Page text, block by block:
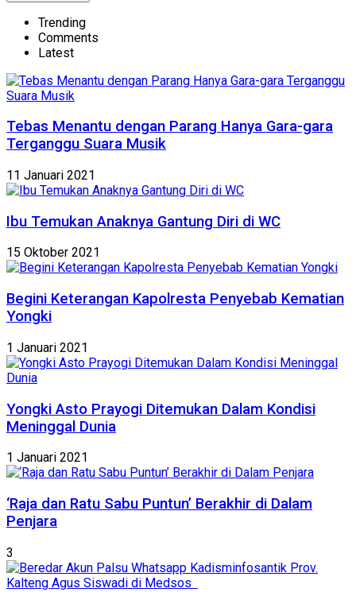
Trending
Comments
Latest
Tebas Menantu dengan Parang Hanya Gara-gara
Terganggu Suara Musik
11 Januari 2021
Ibu Temukan Anaknya Gantung Diri di WC
15 Oktober 2021
Begini Keterangan Kapolresta Penyebab Kematian
Yongki
1 Januari 2021
Yongki Asto Prayogi Ditemukan Dalam Kondisi
Meninggal Dunia
1 Januari 2021
‘Raja dan Ratu Sabu Puntun’ Berakhir di Dalam
Penjara
3